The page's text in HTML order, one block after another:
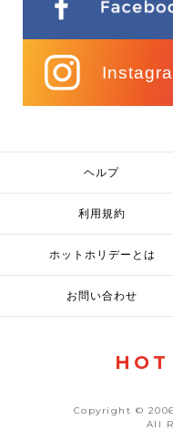
ヘルプ
利用規約
ホットホリデーとは
お問い合わせ
HOT
Copyright ©
All